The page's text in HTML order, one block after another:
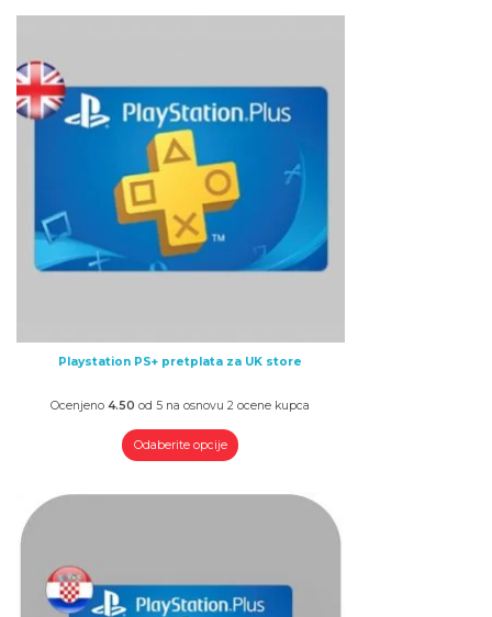
Playstation PS+ pretplata za UK store
Ocenjeno4.50 od 5 na osnovu2 ocene kupca
Odaberite opcije